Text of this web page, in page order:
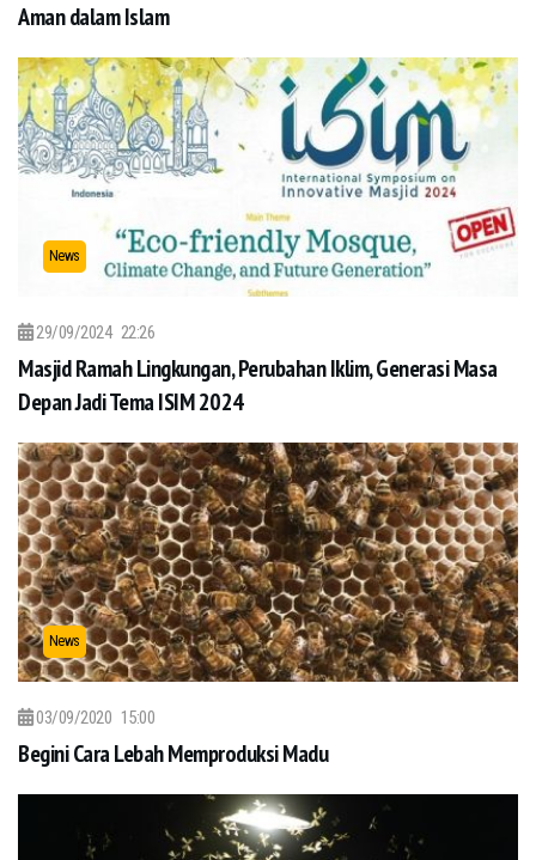
Aman dalam Islam
News
29/09/2024 22:26
Masjid Ramah Lingkungan, Perubahan Iklim, Generasi Masa
Depan Jadi Tema ISIM 2024
News
03/09/2020 15:00
Begini Cara Lebah Memproduksi Madu